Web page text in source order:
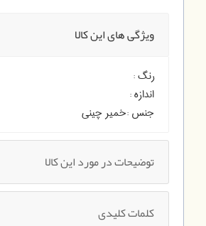
ویژگی های این کالا
رنگ :
اندازه :
جنس :خمیر چینی
توضیحات در مورد این کالا
کلمات کلیدی